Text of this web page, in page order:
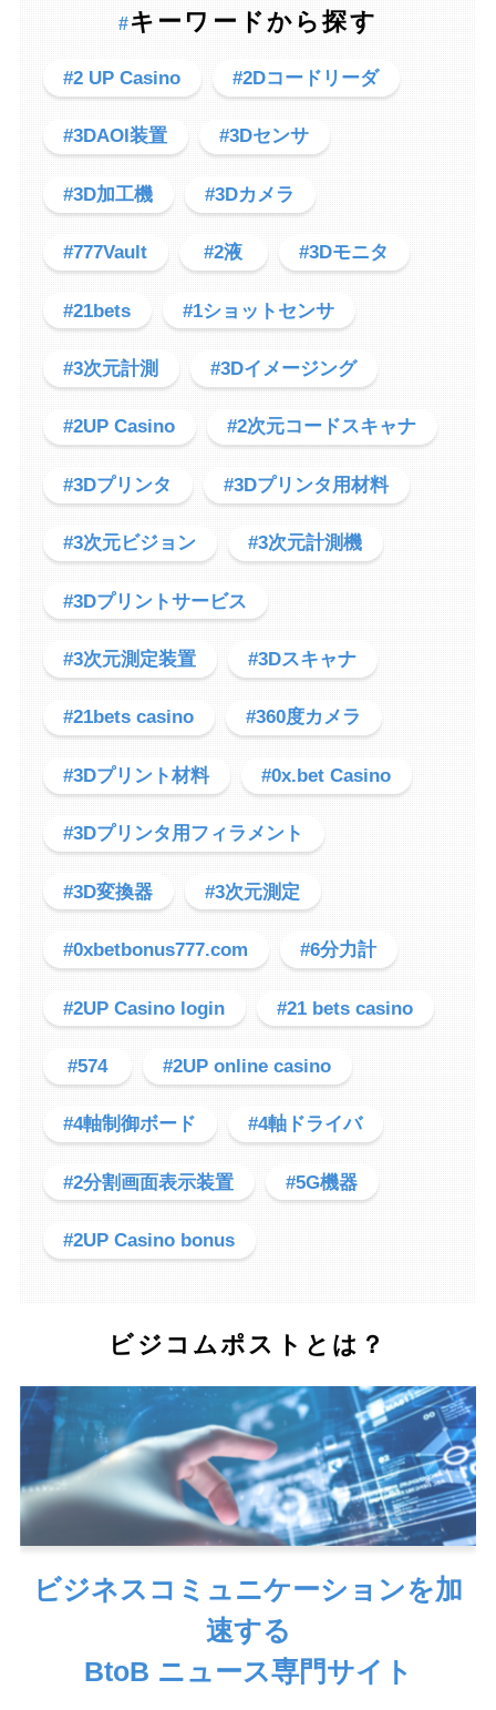
#キーワードから探す
#2 UP Casino #2Dコードリーダ
#3DAOI装置 #3Dセンサ
#3D加工機 #3Dカメラ
#777Vault #2液 #3Dモニタ
#21bets #1ショットセンサ
#3次元計測 #3Dイメージング
#2UP Casino #2次元コードスキャナ
#3Dプリンタ #3Dプリンタ用材料
#3次元ビジョン #3次元計測機
#3Dプリントサービス
#3次元測定装置 #3Dスキャナ
#21bets casino #360度カメラ
#3Dプリント材料 #0x.bet Casino
#3Dプリンタ用フィラメント
#3D変換器 #3次元測定
#0xbetbonus777.com #6分力計
#2UP Casino login #21 bets casino
#574 #2UP online casino
#4軸制御ボード #4軸ドライバ
#2分割画面表示装置 #5G機器
#2UP Casino bonus
ビジコムポストとは？
ビジネスコミュニケーションを加
速する
BtoB ニュース専門サイト